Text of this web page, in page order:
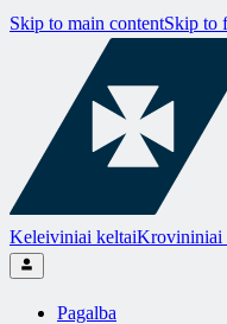
Skip to main contentSkip to
Keleiviniai keltaiKrovininiai
Pagalba